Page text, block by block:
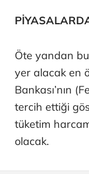
Öte yandan bu
yer alacak en
Bankası’nın
tercih ettiği
tüketim
olacak.